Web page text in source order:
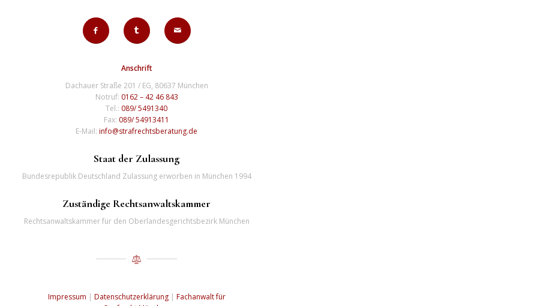
Anschrift
Dachauer Straße 201 / EG, 80637 München
Notruf: 0162 – 42 46 843
Tel.: 089/ 5491340
Fax: 089/ 54913411
E-Mail:info@strafrechtsberatung.de
Staat der Zulassung
Bundesrepublik Deutschland Zulassung erworben in München 1994
Zuständige Rechtsanwaltskammer
Rechtsanwaltskammer für den Oberlandesgerichtsbezirk München
Impressum | Datenschutzerklärung| Fachanwalt für